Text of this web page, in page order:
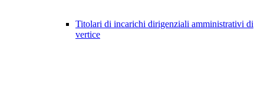
Titolari di incarichi dirigenziali amministrativi di
vertice